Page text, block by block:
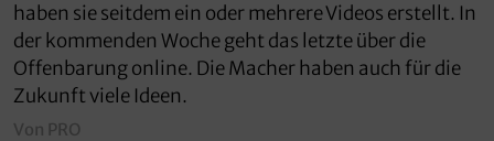
haben sie seitdem ein oder mehrere Videos erstellt. In
der kommenden Woche geht das letzte über die
Offenbarung online. Die Macher haben auch für die
Zukunft viele Ideen.
Von PRO